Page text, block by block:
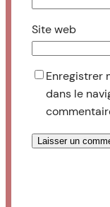
Site web
Enregistrer
dans le